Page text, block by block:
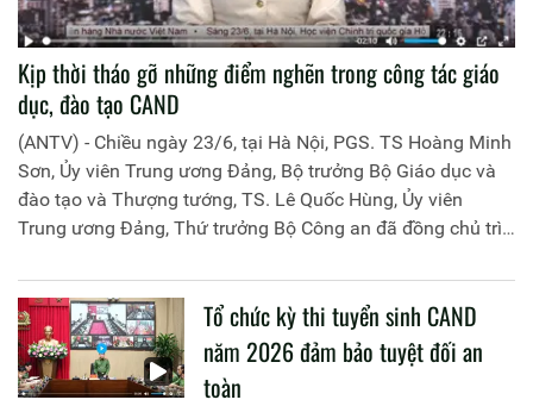
Kịp thời tháo gỡ những điểm nghẽn trong công tác giáo
dục, đào tạo CAND
(ANTV) - Chiều ngày 23/6, tại Hà Nội, PGS. TS Hoàng Minh
Sơn, Ủy viên Trung ương Đảng, Bộ trưởng Bộ Giáo dục và
đào tạo và Thượng tướng, TS. Lê Quốc Hùng, Ủy viên
Trung ương Đảng, Thứ trưởng Bộ Công an đã đồng chủ trì
liên quan đến công tác giáo dục và đào tạo của lực lượng
CAND.
Tổ chức kỳ thi tuyển sinh CAND
năm 2026 đảm bảo tuyệt đối an
toàn